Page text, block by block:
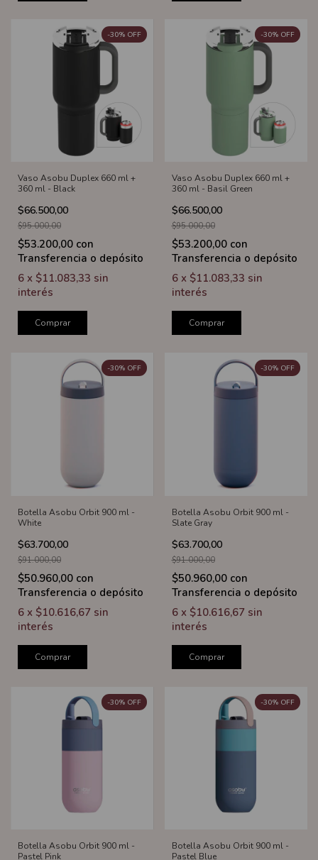
Vaso Asobu Duplex 660 ml +
360 ml - Black
$66.500,00
-30% OFF
$95.000,00
$53.200,00 con
Transferencia o depósito
6 x $11.083,33 sin
interés
Comprar
Vaso Asobu Duplex 660 ml +
360 ml - Basil Green
$66.500,00
-30% OFF
$95.000,00
$53.200,00 con
Transferencia o depósito
6 x $11.083,33 sin
interés
Comprar
Botella Asobu Orbit 900 ml -
White
$63.700,00
-30% OFF
$91.000,00
$50.960,00 con
Transferencia o depósito
6 x $10.616,67 sin
interés
Comprar
Botella Asobu Orbit 900 ml -
Slate Gray
$63.700,00
-30% OFF
$91.000,00
$50.960,00 con
Transferencia o depósito
6 x $10.616,67 sin
interés
Comprar
Botella Asobu Orbit 900 ml -
Pastel Pink
-30% OFF
Botella Asobu Orbit 900 ml -
Pastel Blue
-30% OFF